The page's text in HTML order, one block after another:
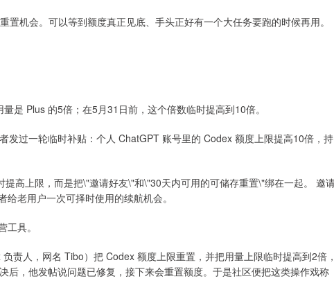
机会。可以等到额度真正见底、手头正好有一个大任务要跑的时候再用。
是 Plus 的5倍；在5月31日前，这个倍数临时提高到10倍。
发过一轮临时补贴：个人 ChatGPT 账号里的 Codex 额度上限提高10倍，持
高上限，而是把\"邀请好友\"和\"30天内可用的可储存重置\"绑在一起。 邀
老用户一次可择时使用的续航机会。
具。
责人，网名 Tibo）把 Codex 额度上限重置，并把用量上限临时提高到2倍
，他发帖说问题已修复，接下来会重置额度。于是社区便把这类操作戏称